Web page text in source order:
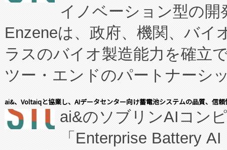
イノベーション型の
Enzeneは、政府、機関、バイ
ラスのバイオ製造能力を確立
ツー・エンドのパートナーシ
表しました。 同社の実績ある
manufacturing™ (FCCM™) プ
たNeXは、バイオ医薬品製造
ai&、Voltaiqと協業し、AIデータセンター向け蓄電池システムの品質、信
ai&のソブリンAIコン
「Enterprise Battery